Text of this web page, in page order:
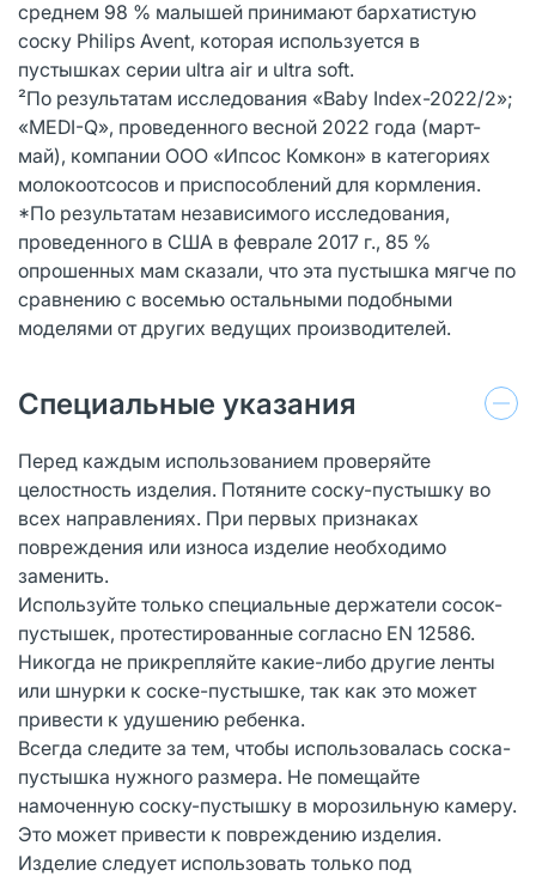
среднем 98 % малышей принимают бархатистую
соску Philips Avent, которая используется в
пустышках серии ultra air и ultra soft.
²По результатам исследования «Baby Index-2022/2»;
«MEDI-Q», проведенного весной 2022 года (март-
май), компании ООО «Ипсос Комкон» в категориях
молокоотсосов и приспособлений для кормления.
*По результатам независимого исследования,
проведенного в США в феврале 2017 г., 85 %
опрошенных мам сказали, что эта пустышка мягче по
сравнению с восемью остальными подобными
моделями от других ведущих производителей.
Специальные указания
Перед каждым использованием проверяйте
целостность изделия. Потяните соску-пустышку во
всех направлениях. При первых признаках
повреждения или износа изделие необходимо
заменить.
Используйте только специальные держатели сосок-
пустышек, протестированные согласно EN 12586.
Никогда не прикрепляйте какие-либо другие ленты
или шнурки к соске-пустышке, так как это может
привести к удушению ребенка.
Всегда следите за тем, чтобы использовалась соска-
пустышка нужного размера. Не помещайте
намоченную соску-пустышку в морозильную камеру.
Это может привести к повреждению изделия.
Изделие следует использовать только под